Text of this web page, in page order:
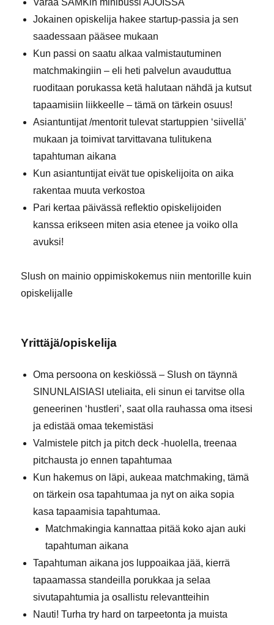
Jokainen opiskelija hakee startup-passia ja sen
saadessaan pääsee mukaan
Kun passi on saatu alkaa valmistautuminen
matchmakingiin – eli heti palvelun avauduttua
ruoditaan porukassa ketä halutaan nähdä ja kutsut
tapaamisiin liikkeelle – tämä on tärkein osuus!
Asiantuntijat /mentorit tulevat startuppien ‘siivellä’
mukaan ja toimivat tarvittavana tulitukena
tapahtuman aikana
Kun asiantuntijat eivät tue opiskelijoita on aika
rakentaa muuta verkostoa
Pari kertaa päivässä reflektio opiskelijoiden
kanssa erikseen miten asia etenee ja voiko olla
avuksi!
Slush on mainio oppimiskokemus niin mentorille kuin
opiskelijalle
Yrittäjä/opiskelija
Oma persoona on keskiössä – Slush on täynnä
SINUNLAISIASI uteliaita, eli sinun ei tarvitse olla
geneerinen ‘hustleri’, saat olla rauhassa oma itsesi
ja edistää omaa tekemistäsi
Valmistele pitch ja pitch deck -huolella, treenaa
pitchausta jo ennen tapahtumaa
Kun hakemus on läpi, aukeaa matchmaking, tämä
on tärkein osa tapahtumaa ja nyt on aika sopia
kasa tapaamisia tapahtumaa.
Matchmakingia kannattaa pitää koko ajan auki
tapahtuman aikana
Tapahtuman aikana jos luppoaikaa jää, kierrä
tapaamassa standeilla porukkaa ja selaa
sivutapahtumia ja osallistu relevantteihin
Nauti! Turha try hard on tarpeetonta ja muista